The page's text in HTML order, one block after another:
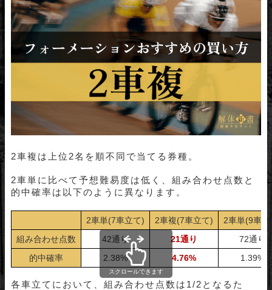
2車複は上位2名を順不同で当てる券種。
2車単に比べて予想難易度は低く、組み合わせ点数と
的中確率は以下のように異なります。
2車単(7車立て) 2車複(7車立て)
2車単(9車立
組み合わせ点数
42通り 21通り
72通り
的中確率
2.38% 4.76% 1.39%
スクロールできます
各車立てにおいて、組み合わせ点数は1/2となるた